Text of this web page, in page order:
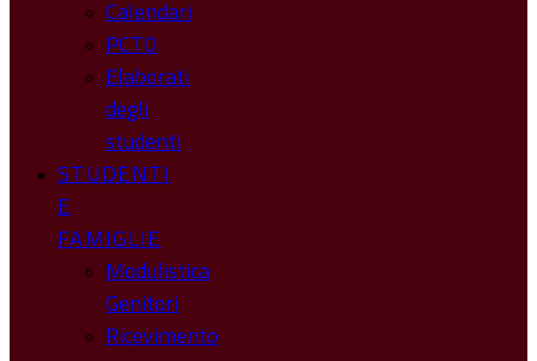
Calendari
PCTO
Elaborati
degli
studenti
STUDENTI
E
FAMIGLIE
Modulistica
Genitori
Ricevimento